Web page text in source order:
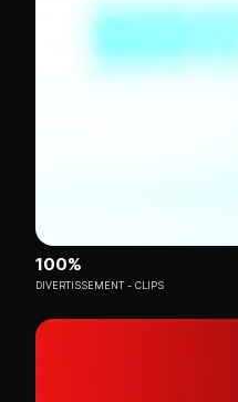
100%
DIVERTISSEMENT CLIPS